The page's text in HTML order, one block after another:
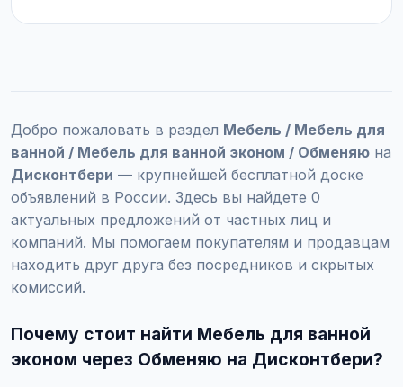
Добро пожаловать в раздел Мебель / Мебель для
ванной / Мебель для ванной эконом / Обменяю на
Дисконтбери — крупнейшей бесплатной доске
объявлений в России. Здесь вы найдете 0
актуальных предложений от частных лиц и
компаний. Мы помогаем покупателям и продавцам
находить друг друга без посредников и скрытых
комиссий.
Почему стоит найти Мебель для ванной
эконом через Обменяю на Дисконтбери?